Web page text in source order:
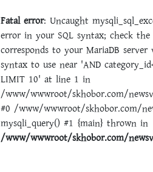
Fatal error: Uncaught
error in your SQL syntax; check
corresponds to your MariaDB
syntax to use near 'AND
LIMIT 10' at line 1 in
/www/wwwroot/skhobor.com/
#0 /www/wwwroot/skhobor.com/
mysqli_query() #1 {main} thrown in
/www/wwwroot/skhobor.com/